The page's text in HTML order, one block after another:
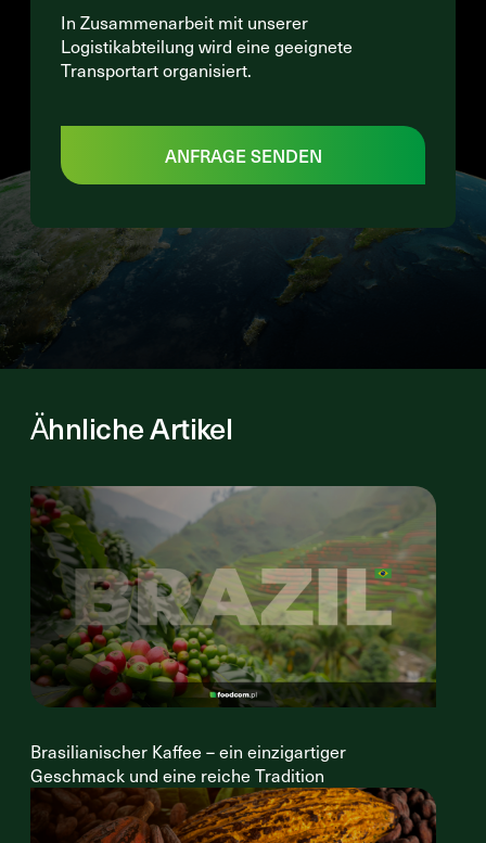
In Zusammenarbeit mit unserer
Logistikabteilung wird eine geeignete
Transportart organisiert.
ANFRAGE SENDEN
Ähnliche Artikel
Brasilianischer Kaffee – ein einzigartiger
Geschmack und eine reiche Tradition